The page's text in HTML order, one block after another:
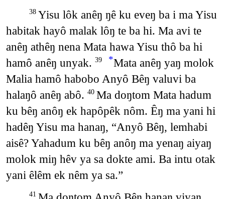
38 Yisu lôk anêŋ ŋê ku eveŋ ba i ma Yisu
habitak hayô malak lôŋ te ba hi. Ma avi te
anêŋ athêŋ nena Mata hawa Yisu thô ba hi
hamô anêŋ unyak. 39 *Mata anêŋ yaŋ molok
Malia hamô habobo Anyô Bêŋ valuvi ba
halaŋô anêŋ abô. 40 Ma doŋtom Mata hadum
ku bêŋ anôŋ ek hapôpêk nôm. Êŋ ma yani hi
hadêŋ Yisu ma hanaŋ, “Anyô Bêŋ, lemhabi
aisê? Yahadum ku bêŋ anôŋ ma yenaŋ aiyaŋ
molok miŋ hêv ya sa dokte ami. Ba intu otak
yani êlêm ek nêm ya sa.”
41